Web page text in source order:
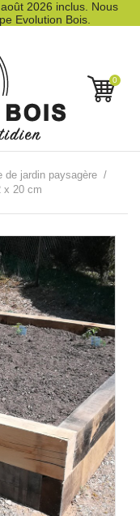
2026 inclus. Nous
Evolution Bois.
0
de jardin paysagère
x 20 cm